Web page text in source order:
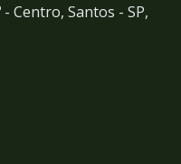
Centro, Santos - SP,